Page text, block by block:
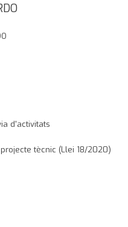
d'activitats
tècnic (Llei 18/2020)